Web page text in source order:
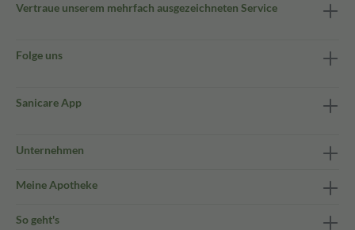
Vertraue unserem mehrfach ausgezeichneten Service
Folge uns
Sanicare App
Unternehmen
Meine Apotheke
So geht's